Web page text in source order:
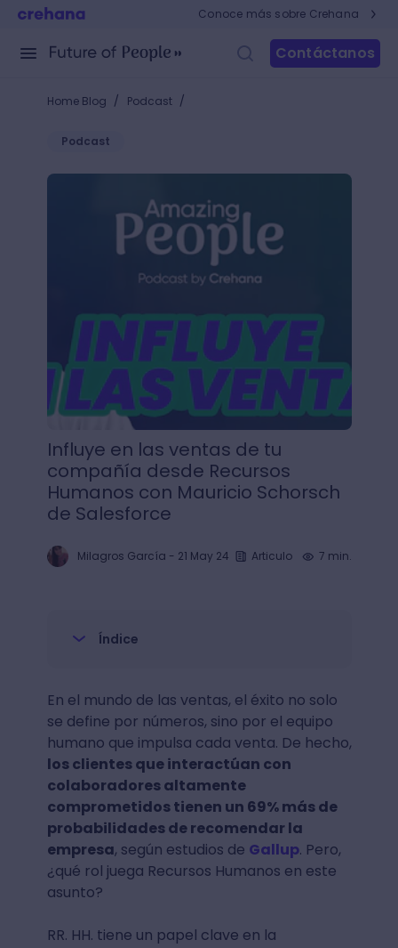
Conoce más sobre Crehana
Contáctanos
Home Blog / Podcast /
Podcast
Influye en las ventas de tu compañía desde
Influye en las ventas de tu
compañía desde Recursos
Humanos con Mauricio Schorsch
de Salesforce
Milagros García - 21 May 24 Articulo 7 min.
Índice
En el mundo de las ventas, el éxito no solo
se define por números, sino por el equipo
humano que impulsa cada venta. De hecho,
los clientes que interactúan con
colaboradores altamente
comprometidos tienen un 69% más de
probabilidades de recomendar la
empresa, según estudios de Gallup. Pero,
¿qué rol juega Recursos Humanos en este
asunto?
RR. HH. tiene un papel clave en la